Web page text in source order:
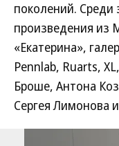
поколений. Среди
произведения из
«Екатерина»,
Pennlab, Ruarts,
Броше, Антона
Сергея Лимонова